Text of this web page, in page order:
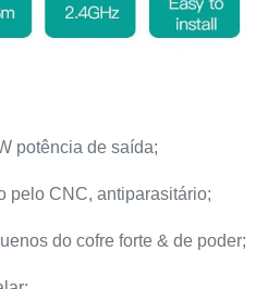
potência de saída;
pelo CNC, antiparasitário;
do cofre forte & de poder;